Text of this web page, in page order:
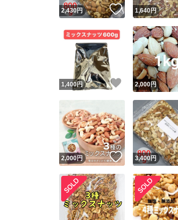
2,430円 いいね！
1,640円
1,400円 いいね！
2,000円
2,000円 いいね！
3,400円